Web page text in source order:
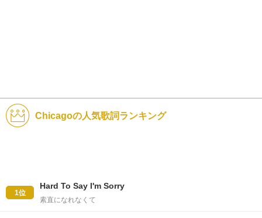
Chicagoの人気歌詞ランキング
1位
Hard To Say I'm Sorry
素直になれなくて